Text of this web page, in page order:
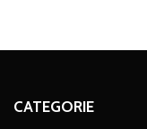
CATEGORIE